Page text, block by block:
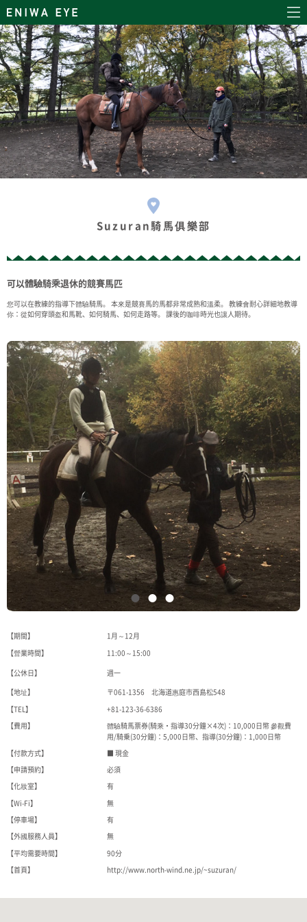
Suzuran騎馬俱樂部
可以體驗騎乘退休的競賽馬匹
您可以在教練的指導下體驗騎馬。 本來是競賽馬的馬都非常成熟和溫柔。 教練會耐心詳細地教導
你：從如何穿頭盔和馬靴、如何騎馬、如何走路等。 課後的咖啡時光也讓人期待。
【期間】
1月～12月
【營業時間】
11:00～15:00
【公休日】
週一
【地址】
〒061-1356 北海道惠庭市西島松548
【TEL】
+81-123-36-6386
【費用】
體驗騎馬票券(騎乘・指導30分鐘×4次)：10,000日幣 參觀費
用/騎乗(30分鐘)：5,000日幣、指導(30分鐘)：1,000日幣
【付款方式】
■ 現金
【申請預約】
必須
【化妝室】
有
【Wi-Fi】
無
【停車場】
有
【外國服務人員】
無
【平均需要時間】
90分
【首頁】
http://www.north-wind.ne.jp/~suzuran/